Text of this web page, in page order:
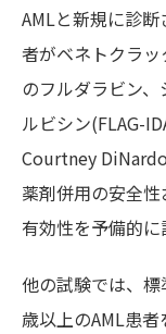
AMLと新規に診
者がベネトクラ
のフルダラビン
ルビシン(FLAG-
Courtney
薬剤併用の安全
有効性を予備的に
他の試験では、
歳以上のAML患